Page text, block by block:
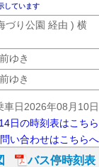
しています
づり公園 経由 ) 横
ゆき
ゆき
車日2026年08月10日
日の時刻表はこちら
い合わせはこちらへ
バス停時刻表